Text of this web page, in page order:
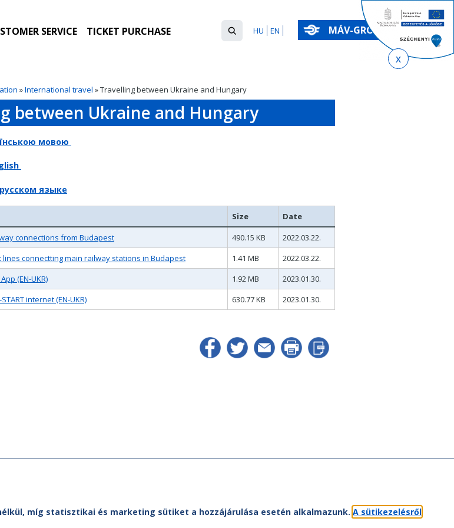
SERVICE TICKET PURCHASE EN
HU
Search
formKeresés
MÁV-GROUP
»International travel » Travelling between Ukraine and Hungary
between Ukraine and Hungary
мовою
языке
Size
Date
connections from Budapest
490.15 KB
2022.03.22.
connectting main railway stations in Budapest
1.41 MB
2022.03.22.
(EN-UKR)
1.92 MB
2023.01.30.
internet (EN-UKR)
630.77 KB 2023.01.30.
míg statisztikai és marketing sütiket a hozzájárulása esetén alkalmazunk. A sütikezelésről